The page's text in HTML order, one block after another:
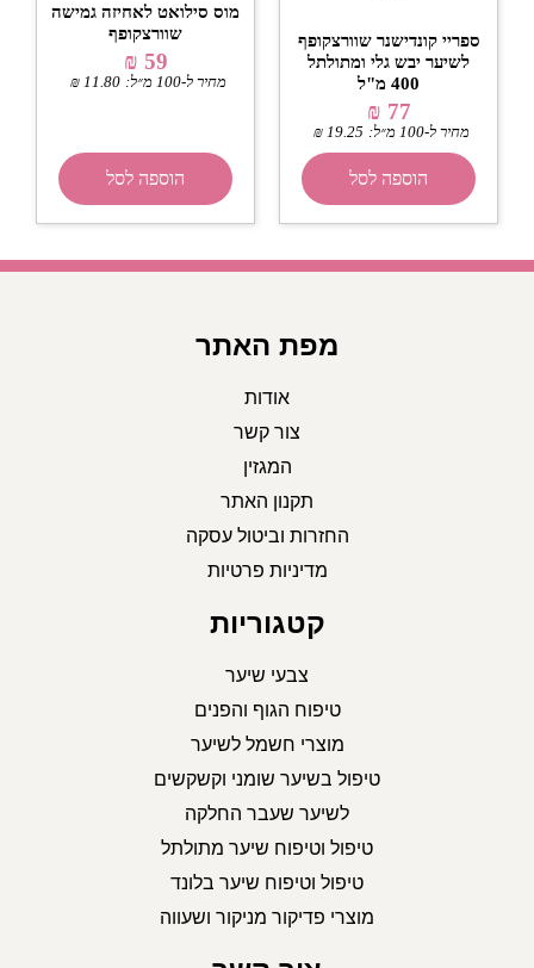
ספריי קונדישנר שוורצקופף
לשיער יבש גלי ומתולתל
400 מ"ל
₪ 77
מחיר ל-100 מ״ל: ₪19.25
הוספה לסל
מוס סילואט לאחיזה גמישה
שוורצקופף
₪ 59
מחיר ל-100 מ״ל: ₪11.80
הוספה לסל
מפת האתר
אודות
צור קשר
המגזין
תקנון האתר
החזרות וביטול עסקה
מדיניות פרטיות
קטגוריות
צבעי שיער
טיפוח הגוף והפנים
מוצרי חשמל לשיער
טיפול בשיער שומני וקשקשים
לשיער שעבר החלקה
טיפול וטיפוח שיער מתולתל
טיפול וטיפוח שיער בלונד
מוצרי פדיקור מניקור ושעווה